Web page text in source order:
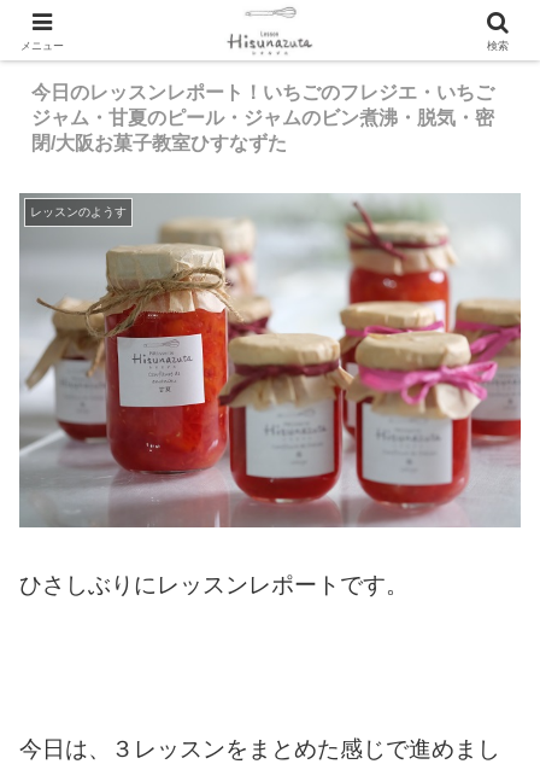
今日のレッスンレポート！いちごのフレジエ・いちご
ジャム・甘夏のピール・ジャムのビン煮沸・脱気・密
閉/大阪お菓子教室ひすなずた
レッスンのようす
ひさしぶりにレッスンレポートです。
今日は、３レッスンをまとめた感じで進めまし
メニュー 検索